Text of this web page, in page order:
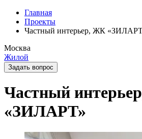
Главная
Проекты
Частный интерьер, ЖК
Москва
Жилой
Задать вопрос
Частный
«ЗИЛАРТ»